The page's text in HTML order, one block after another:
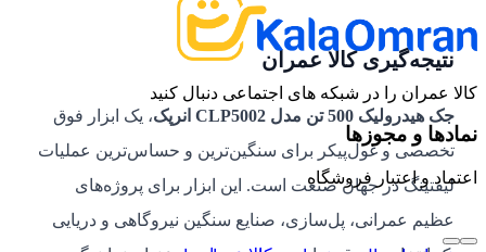
نتیجه‌گیری کالا عمران
جک هیدرولیک 500 تن مدل CLP5002 انرپک
، یک ابزار فوق
تخصصی و غول‌پیکر برای سنگین‌ترین و حساس‌ترین عملیات
لیفتینگ در جهان صنعت است. این ابزار برای پروژه‌های
عظیم عمرانی، پل‌سازی، صنایع سنگین نیروگاهی و دریایی
کالا عمران را در شبکه های اجتماعی دنبال کنید
نمادها و مجوزها
اعتماد و اعتبار فروشگاه